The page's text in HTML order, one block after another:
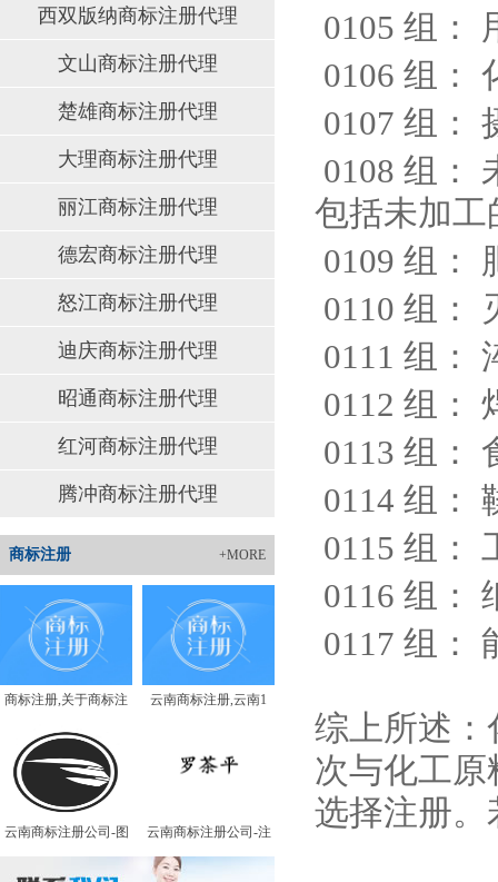
西双版纳商标注册代理
文山商标注册代理
楚雄商标注册代理
大理商标注册代理
丽江商标注册代理
德宏商标注册代理
怒江商标注册代理
迪庆商标注册代理
昭通商标注册代理
红河商标注册代理
腾冲商标注册代理
+MORE
商标注册
商标注册,关于商标注 云南商标注册,云南1
云南商标注册公司-图 云南商标注册公司-注
0105 组 ：
0106 组 ：
0107 组 ：
0108 组 ：
包括未加
0109 组 ：
0110 组 ：
0111 组 ：
0112 组 ：
0113 组 ：
0114 组 ：
0115 组 ：
0116 组 ：
0117 组 ：
综上所述：
次与化工
选择注册。